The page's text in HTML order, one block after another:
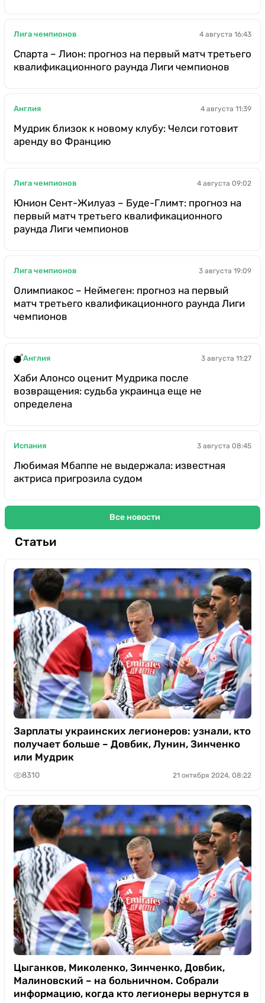
Лига чемпионов 4 августа 16:43
Спарта – Лион: прогноз на первый матч третьего
квалификационного раунда Лиги чемпионов
Англия 4 августа 11:39
Мудрик близок к новому клубу: Челси готовит
аренду во Францию
Лига чемпионов 4 августа 09:02
Юнион Сент-Жилуаз – Буде-Глимт: прогноз на
первый матч третьего квалификационного
раунда Лиги чемпионов
Лига чемпионов 3 августа 19:09
Олимпиакос – Неймеген: прогноз на первый
матч третьего квалификационного раунда Лиги
чемпионов
Англия 3 августа 11:27
Хаби Алонсо оценит Мудрика после
возвращения: судьба украинца еще не
определена
Испания 3 августа 08:45
Любимая Мбаппе не выдержала: известная
актриса пригрозила судом
Все новости
Статьи
Зарплаты украинских легионеров: узнали, кто
получает больше – Довбик, Лунин, Зинченко
или Мудрик
8310 21 октября 2024, 08:22
Цыганков, Миколенко, Зинченко, Довбик,
Малиновский – на больничном. Собрали
информацию, когда кто легионеры вернутся в